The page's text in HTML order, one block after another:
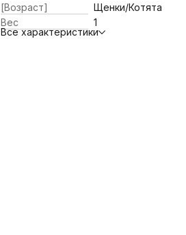
[Возраст]
Щенки/Котята
Вес
1
Все характеристики